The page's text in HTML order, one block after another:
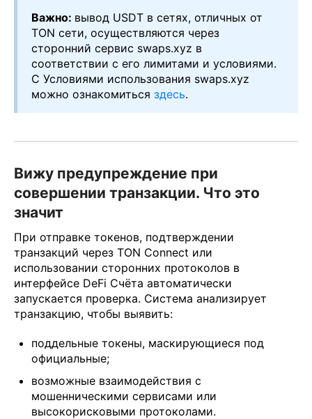
Важно: вывод USDT в сетях, отличных от
TON сети, осуществляются через
сторонний сервис swaps.xyz в
соответствии с его лимитами и условиями.
С Условиями использования swaps.xyz
можно ознакомиться здесь.
Вижу предупреждение при
совершении транзакции. Что это
значит
При отправке токенов, подтверждении
транзакций через TON Connect или
использовании сторонних протоколов в
интерфейсе DeFi Счёта автоматически
запускается проверка. Система анализирует
транзакцию, чтобы выявить:
поддельные токены, маскирующиеся под
официальные;
возможные взаимодействия с
мошенническими сервисами или
высокорисковыми протоколами.